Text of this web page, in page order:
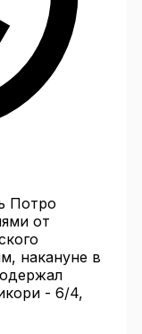
Потро
от
накануне в
- 6/4,